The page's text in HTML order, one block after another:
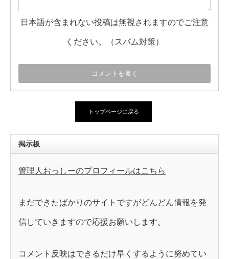
日本語が含まれない投稿は無視されますのでご注意
ください。（スパム対策）
トップページに戻る
掲示板
管理人おっしーのプロフィールはこちら
まだできたばかりのサイトですがどんどん情報を発
信していきますので応援お願いします。
コメント反映はできるだけ早くするように努めてい